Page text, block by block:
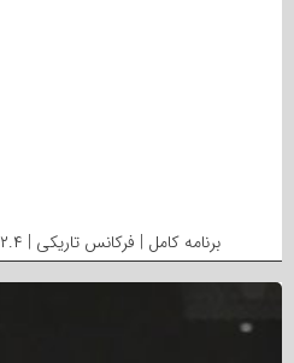
برنامه کامل | فرکانس تاریکی | ۱۴۰۴.۱۲.۴ | استاد عصام العماد